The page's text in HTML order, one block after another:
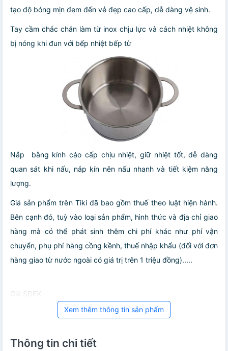
tạo độ bóng mịn đem đến vẻ đẹp cao cấp, dễ dàng vệ sinh.
Tay cầm chắc chắn làm từ inox chịu lực và cách nhiệt không
bị nóng khi đun với bếp nhiệt bếp từ
Nắp
bằng kính cáo cấp chịu nhiệt, giữ nhiệt tốt, dễ dàng
quan sát khi nấu, nắp kín nên nấu nhanh và tiết kiệm năng
lượng.
Giá sản phẩm trên Tiki đã bao gồm thuế theo luật hiện hành.
Bên cạnh đó, tuỳ vào loại sản phẩm, hình thức và địa chỉ giao
hàng mà có thể phát sinh thêm chi phí khác như phí vận
chuyển, phụ phí hàng cồng kềnh, thuế nhập khẩu (đối với đơn
hàng giao từ nước ngoài có giá trị trên 1 triệu đồng).....
Giá SDEX
Xem thêm thông tin sản phẩm
Thông tin chi tiết